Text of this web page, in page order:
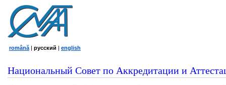
română | русский | english
Национальный Совет по Аккредитации и